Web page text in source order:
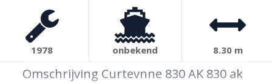
1978 onbekend 8.30 m
Omschrijving Curtevnne 830 AK 830 ak